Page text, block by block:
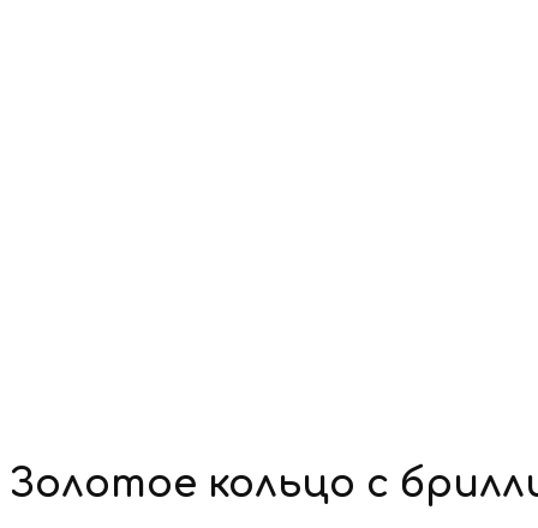
Золотое кольцо с